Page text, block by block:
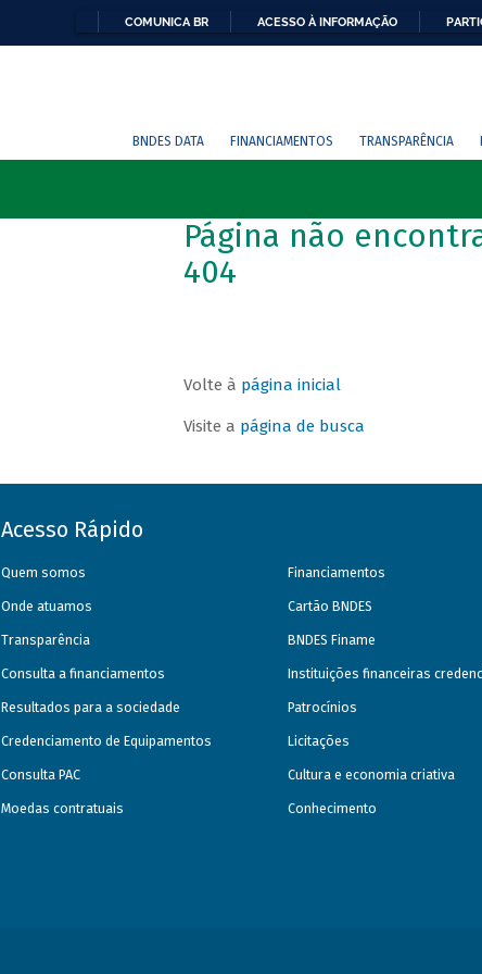
COMUNICA BR ACESSO À INFORMAÇÃO
BNDES DATA FINANCIAMENTOS TRANSPARÊNCIA
Página não
404
Volte à página inicial
Visite a página de busca
Acesso Rápido
Quem somos
Onde atuamos
Transparência
Consulta a financiamentos
Resultados para a sociedade
Credenciamento de Equipamentos
Consulta PAC
Moedas contratuais
Financiamentos
Cartão BNDES
BNDES Finame
Instituições financeiras
Patrocínios
Licitações
Cultura e economia criativa
Conhecimento